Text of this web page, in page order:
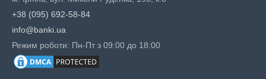
+38 (095) 692-58-84
info@banki.ua
Режим роботи: Пн-Пт з 09:00 до 18:00